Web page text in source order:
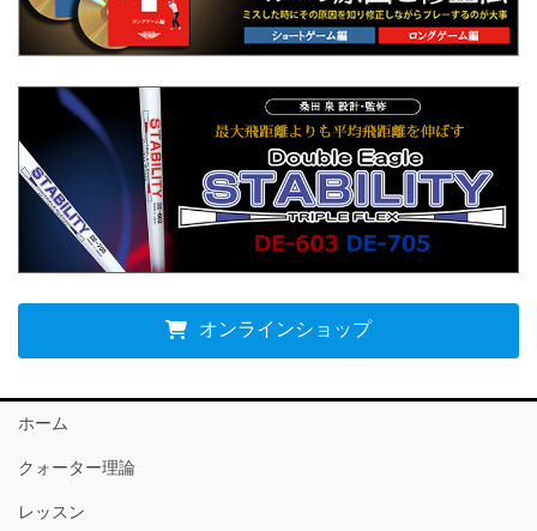
オンラインショップ
ホーム
クォーター理論
レッスン